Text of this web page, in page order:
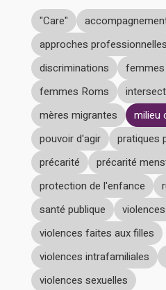
"Care"
approches professionnelles
discriminations
femmes Roms
mères migrantes
milieu
pouvoir d'agir
pratiques
précarité
précarité
protection de l'enfance
santé publique
violences faites aux filles
violences intrafamiliales
violences sexuelles